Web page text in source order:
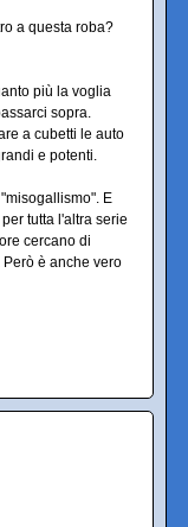
a questa roba?
più la voglia
sopra.
a cubetti le auto
e potenti.
E
tutta l'altra serie
cercano di
è anche vero